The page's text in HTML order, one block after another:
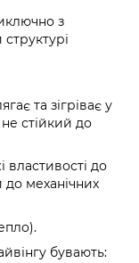
з
та зігріває у
стійкий до
властивості до
до механічних
бувають: